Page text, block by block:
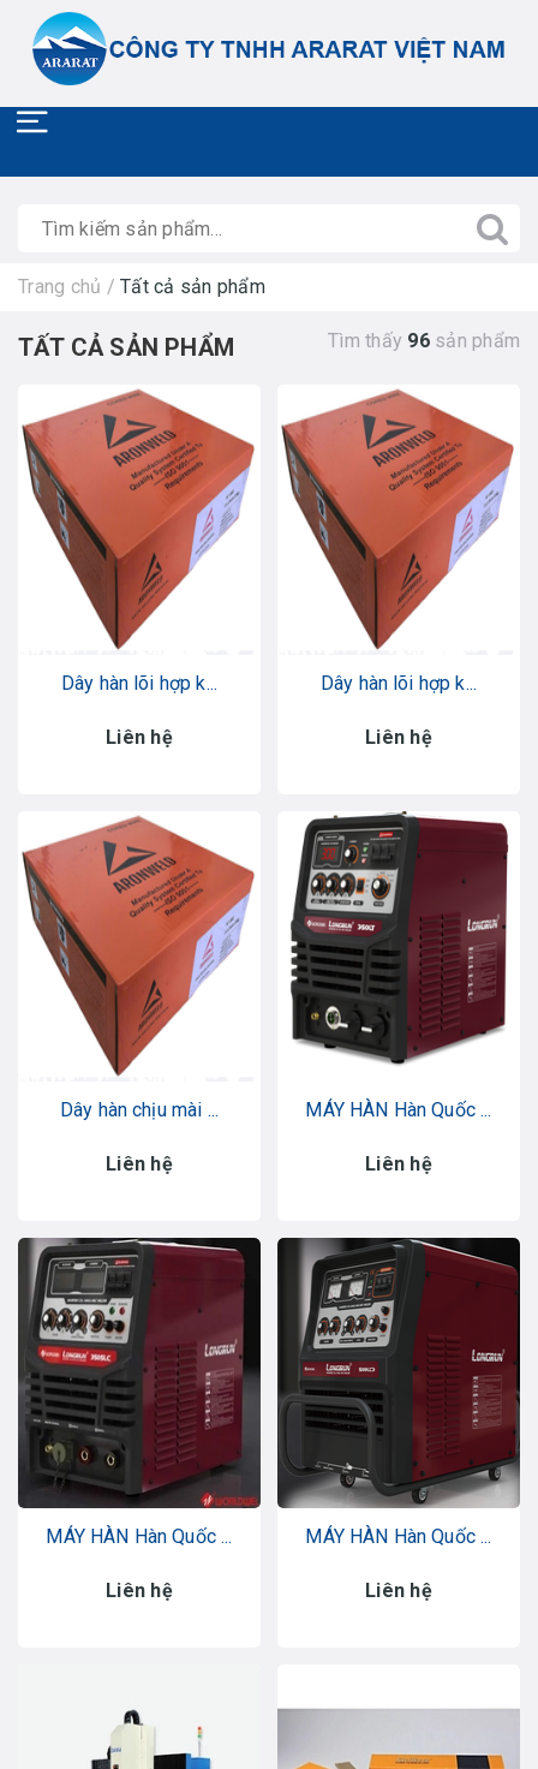
Trang chủ / Tất cả sản phẩm
TẤT CẢ SẢN PHẨM Tìm thấy 96sản phẩm
Dây hàn lõi hợp k...
Liên hệ
Dây hàn lõi hợp k...
Liên hệ
Dây hàn chịu mài ...
Liên hệ
MÁY HÀN Hàn Quốc ...
Liên hệ
MÁY HÀN Hàn Quốc ...
Liên hệ
MÁY HÀN Hàn Quốc ...
Liên hệ